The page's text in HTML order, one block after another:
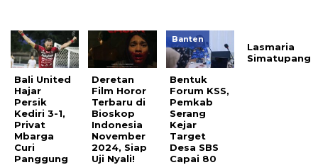
Bali United
Hajar
Persik
Kediri 3-1,
Privat
Mbarga
Curi
Panggung
Deretan
Film Horor
Terbaru di
Bioskop
Indonesia
November
2024, Siap
Uji Nyali!
Banten
Bentuk
Forum KSS,
Pemkab
Serang
Kejar
Target
Desa SBS
Capai 80
Lasmaria
Simatupang